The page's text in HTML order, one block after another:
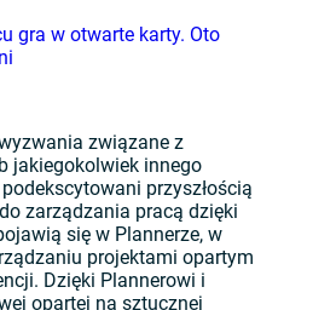
gra w otwarte karty. Oto
związane z
jakiegokolwiek innego
przyszłością
zarządzania pracą dzięki
się w Plannerze, w
projektami opartym
Dzięki Plannerowi i
opartej na sztucznej